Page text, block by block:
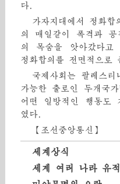
다.
가자지대에서 정화
의 매일같이 폭격과 공
의 목숨을 앗아갔다고
정화합의를 전면적으로
국제사회는 팔레스티
가능한 출로인 두개국
어떤 일방적인 행동도
였다.
【조선중앙통신】
세계상식
세계 여러 나라 유